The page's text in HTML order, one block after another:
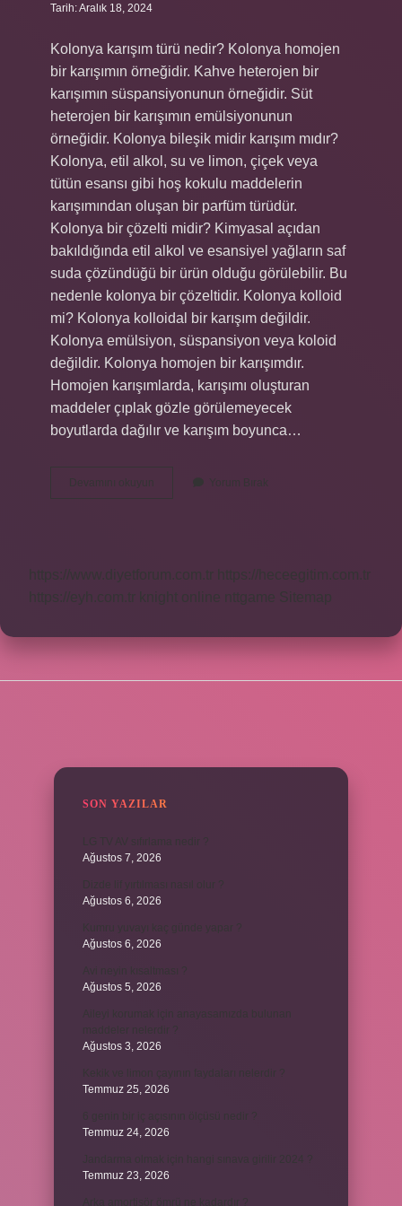
Tarih: Aralık 18, 2024
Kolonya karışım türü nedir? Kolonya homojen
bir karışımın örneğidir. Kahve heterojen bir
karışımın süspansiyonunun örneğidir. Süt
heterojen bir karışımın emülsiyonunun
örneğidir. Kolonya bileşik midir karışım mıdır?
Kolonya, etil alkol, su ve limon, çiçek veya
tütün esansı gibi hoş kokulu maddelerin
karışımından oluşan bir parfüm türüdür.
Kolonya bir çözelti midir? Kimyasal açıdan
bakıldığında etil alkol ve esansiyel yağların saf
suda çözündüğü bir ürün olduğu görülebilir. Bu
nedenle kolonya bir çözeltidir. Kolonya kolloid
mi? Kolonya kolloidal bir karışım değildir.
Kolonya emülsiyon, süspansiyon veya koloid
değildir. Kolonya homojen bir karışımdır.
Homojen karışımlarda, karışımı oluşturan
maddeler çıplak gözle görülemeyecek
boyutlarda dağılır ve karışım boyunca…
Devamını okuyun
Kolonya
Ne
Yorum Bırak
https://www.diyetforum.com.tr
https://heceegitim.com.tr
https://eyh.com.tr
knight online nttgame Sitemap
SON YAZILAR
Ağustos 7, 2026
Ağustos 6, 2026
Ağustos 6, 2026
Ağustos 5, 2026
Ağustos 3, 2026
Temmuz 25, 2026
Temmuz 24, 2026
Temmuz 23, 2026